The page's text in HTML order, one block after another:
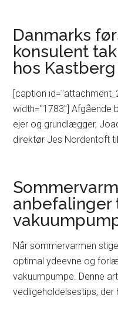
Danmarks
konsulent
hos Kastberg
[caption
width="1783"] Afgående
ejer og grundlægger,
direktør Jes Nordentoft
anbefalinger
Når sommervarmen
optimal ydeevne og
vakuumpumpe. Denne
vedligeholdelsestips,